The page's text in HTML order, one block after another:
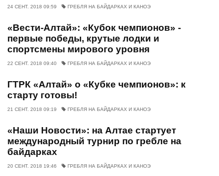
24 СЕНТ. 2018 09:59 ГРЕБЛЯ НА БАЙДАРКАХ И КАНОЭ
«Вести-Алтай»: «Кубок чемпионов» -
первые победы, крутые лодки и
спортсмены мирового уровня
22 СЕНТ. 2018 09:40 ГРЕБЛЯ НА БАЙДАРКАХ И КАНОЭ
ГТРК «Алтай» о «Кубке чемпионов»: к
старту готовы!
21 СЕНТ. 2018 09:19 ГРЕБЛЯ НА БАЙДАРКАХ И КАНОЭ
«Наши Новости»: на Алтае стартует
международный турнир по гребле на
байдарках
20 СЕНТ. 2018 19:46 ГРЕБЛЯ НА БАЙДАРКАХ И КАНОЭ